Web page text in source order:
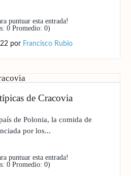
puntuar esta entrada!
0 Promedio: 0)
por Francisco Rubio
de Cracovia
de Polonia, la comida de
por los...
puntuar esta entrada!
0 Promedio: 0)